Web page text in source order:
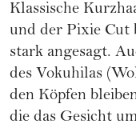
Klassische
und der Pixie Cut
stark angesagt.
des Vokuhilas
den Köpfen
die das Gesicht